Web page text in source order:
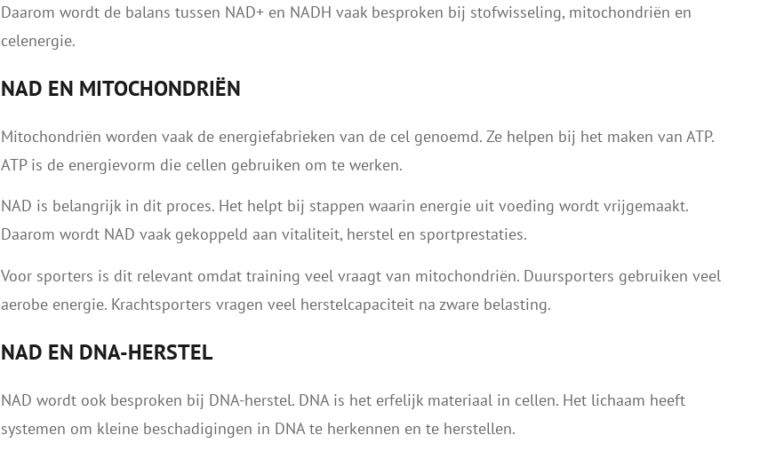
Daarom wordt de balans tussen NAD+ en NADH vaak besproken bij stofwisseling, mitochondriën en
celenergie.
NAD EN MITOCHONDRIËN
Mitochondriën worden vaak de energiefabrieken van de cel genoemd. Ze helpen bij het maken van ATP.
ATP is de energievorm die cellen gebruiken om te werken.
NAD is belangrijk in dit proces. Het helpt bij stappen waarin energie uit voeding wordt vrijgemaakt.
Daarom wordt NAD vaak gekoppeld aan vitaliteit, herstel en sportprestaties.
Voor sporters is dit relevant omdat training veel vraagt van mitochondriën. Duursporters gebruiken veel
aerobe energie. Krachtsporters vragen veel herstelcapaciteit na zware belasting.
NAD EN DNA-HERSTEL
NAD wordt ook besproken bij DNA-herstel. DNA is het erfelijk materiaal in cellen. Het lichaam heeft
systemen om kleine beschadigingen in DNA te herkennen en te herstellen.